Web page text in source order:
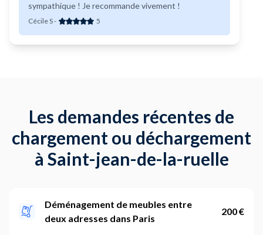
sympathique ! Je recommande vivement !
Cécile S- 5
Les demandes récentes de
chargement ou déchargement
à Saint-jean-de-la-ruelle
Déménagement de meubles entre
deux adresses dans Paris
200 €